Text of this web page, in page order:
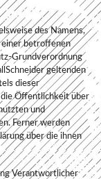
des Namens,
betroffenen
Grundverordnung
geltenden
dieser
Öffentlichkeit über
und
Ferner werden
über die ihnen
Verantwortlicher